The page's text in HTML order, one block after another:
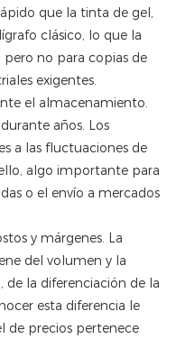
que la tinta de gel,
clásico, lo que la
no para copias de
exigentes.
el almacenamiento.
años. Los
a las fluctuaciones de
algo importante para
o el envío a mercados
y márgenes. La
del volumen y la
de la diferenciación de la
esta diferencia le
de precios pertenece